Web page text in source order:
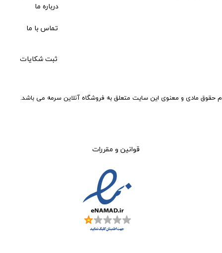
حقوق مادی و معنوی این سایت متعلق به فروشگاه آنلاین سرمه می باشد.
ثبت شکایات
قوانین و مقررات
تماس با ما
درباره ما